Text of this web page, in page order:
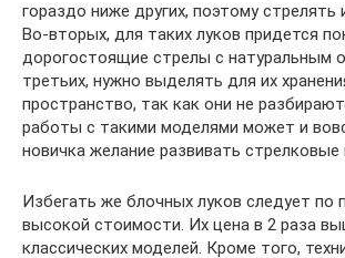
гораздо ниже других, поэтому стрелять
Во-вторых, для таких луков придется
дорогостоящие стрелы с натуральным
третьих, нужно выделять для их
пространство, так как они не
работы с такими моделями может и
новичка желание развивать стрелковые
Избегать же блочных луков следует по
высокой стоимости. Их цена в 2 раза
классических моделей. Кроме того,